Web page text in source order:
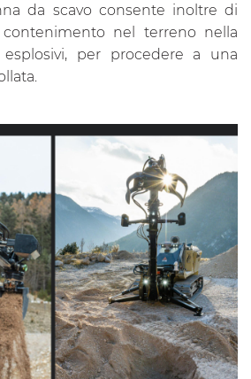
da scavo consente inoltre di
contenimento nel terreno nella
per procedere a una